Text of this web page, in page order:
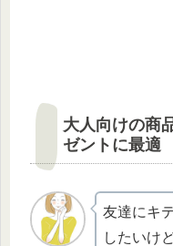
大人向けの商
ゼントに最適
友達にキ
したいけ